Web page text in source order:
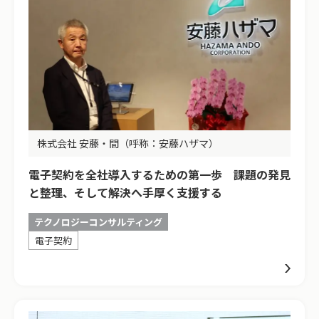
株式会社 安藤・間（呼称：安藤ハザマ）
電子契約を全社導入するための第一歩 課題の発見
と整理、そして解決へ手厚く支援する
テクノロジーコンサルティング
電子契約